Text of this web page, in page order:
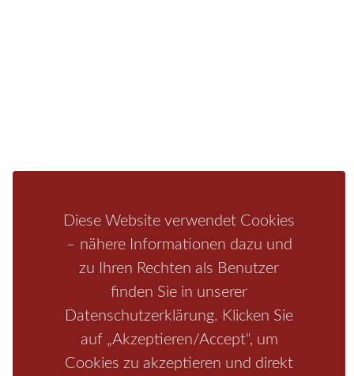
Diese Website verwendet Cookies
– nähere Informationen dazu und
zu Ihren Rechten als Benutzer
finden Sie in unserer
Datenschutzerklärung. Klicken Sie
auf „Akzeptieren/Accept“, um
Cookies zu akzeptieren und direkt
Schrammsteine Weiße Flotte Bad Schandau Wehlen
Boofen Mediathek